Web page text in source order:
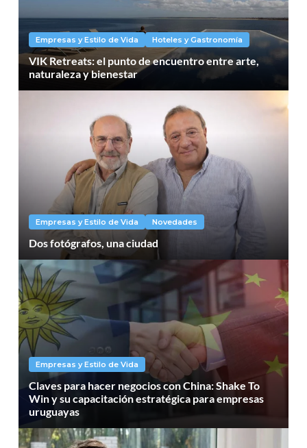
Empresas y Estilo de Vida Hoteles y Gastronomía
VIK Retreats: el punto de encuentro entre arte,
naturaleza y bienestar
Empresas y Estilo de Vida Novedades
Dos fotógrafos, una ciudad
Empresas y Estilo de Vida
Claves para hacer negocios con China: Shake To
Win y su capacitación estratégica para empresas
uruguayas